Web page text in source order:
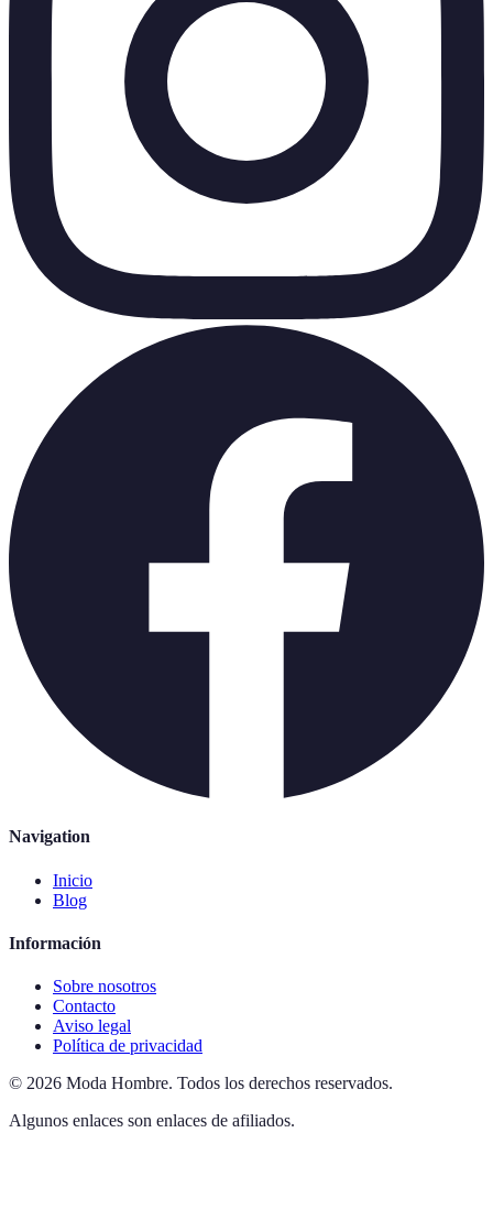
Navigation
Inicio
Blog
Información
Sobre nosotros
Contacto
Aviso legal
Política de privacidad
© 2026 Moda Hombre. Todos los derechos reservados.
Algunos enlaces son enlaces de afiliados.